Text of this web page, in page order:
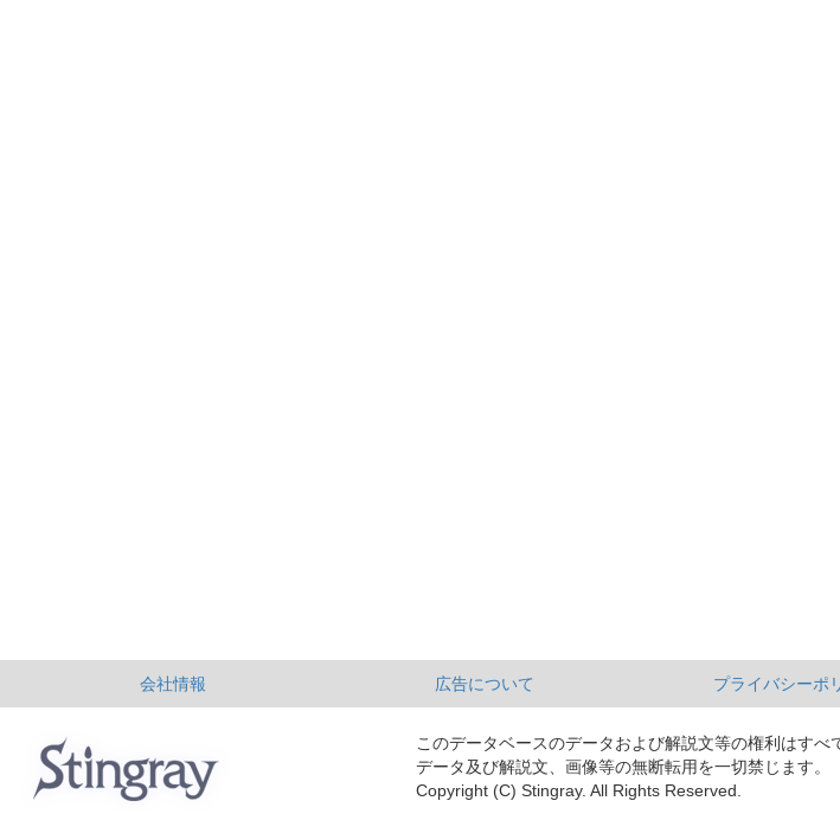
会社情報 広告について プライバシーポ
このデータベースのデータおよび解説文等の権利はすべ
データ及び解説文、画像等の無断転用を一切禁じます。
Copyright (C) Stingray. All Rights Reserved.